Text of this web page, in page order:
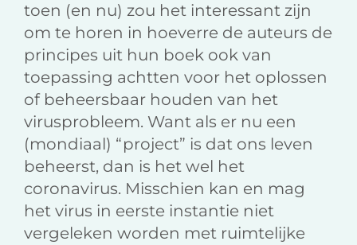
toen (en nu) zou het interessant zijn
om te horen in hoeverre de auteurs de
principes uit hun boek ook van
toepassing achtten voor het oplossen
of beheersbaar houden van het
virusprobleem. Want als er nu een
(mondiaal) “project” is dat ons leven
beheerst, dan is het wel het
coronavirus. Misschien kan en mag
het virus in eerste instantie niet
vergeleken worden met ruimtelijke